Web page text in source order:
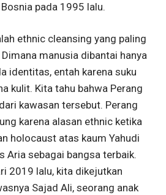
pada 1995 lalu.
ethnic cleansing yang paling
manusia dibantai hanya
identitas, entah karena suku
kulit. Kita tahu bahwa Perang
kawasan tersebut. Perang
karena alasan ethnic ketika
holocaust atas kaum Yahudi
Aria sebagai bangsa terbaik.
2019 lalu, kita dikejutkan
Sajad Ali, seorang anak